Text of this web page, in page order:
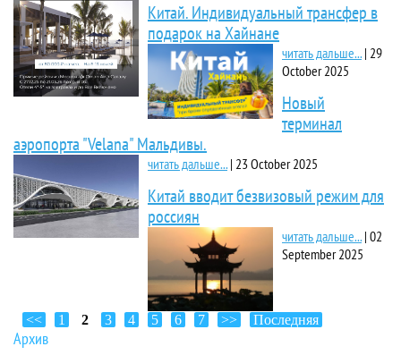
Китай. Индивидуальный трансфер в
подарок на Хайнане
читать дальше... | 29
October 2025
Новый
терминал
аэропорта "Velana" Мальдивы.
читать дальше... | 23 October 2025
Китай вводит безвизовый режим для
россиян
читать дальше... | 02
September 2025
<< 1 2 3 4 5 6 7 >> Последняя
Архив